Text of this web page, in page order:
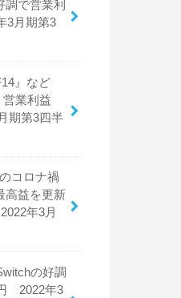
調で営業利
3月期第3
』など
業利益
期第3四半
コロナ禍
高益を更新
年3月
の好調
2022年3